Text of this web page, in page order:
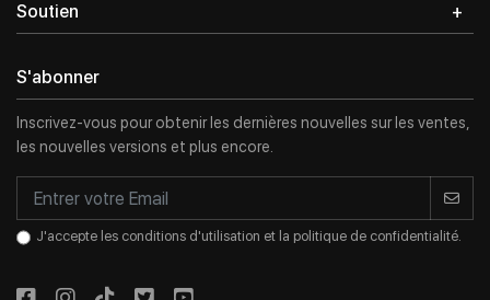
Soutien
S'abonner
Inscrivez-vous pour obtenir les dernières nouvelles sur les ventes,
les nouvelles versions et plus encore.
J'accepte les conditions d'utilisation et la politique de confidentialité.